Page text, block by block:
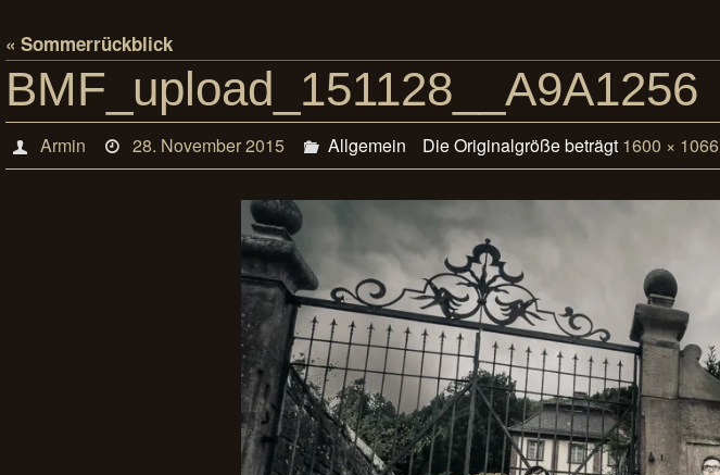
« Sommerrückblick
BMF_upload_151128__A9A1256
Armin 28. November 2015 Allgemein Die Originalgröße beträgt 1600 × 1066